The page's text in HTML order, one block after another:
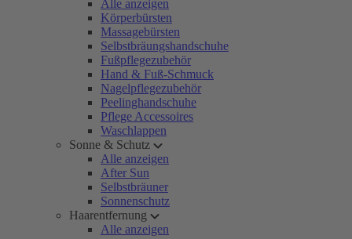
Alle anzeigen
Körperbürsten
Massagebürsten
Selbstbräungshandschuhe
Fußpflegezubehör
Hand & Fuß-Schmuck
Nagelpflegezubehör
Peelinghandschuhe
Pflege Accessoires
Waschlappen
Sonne & Schutz
Alle anzeigen
After Sun
Selbstbräuner
Sonnenschutz
Haarentfernung
Alle anzeigen